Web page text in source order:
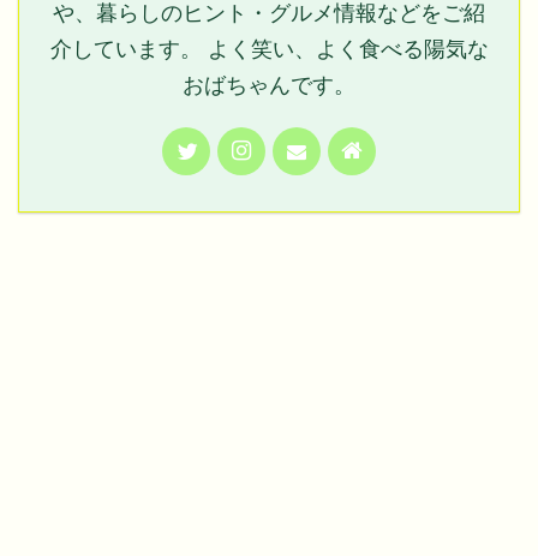
や、暮らしのヒント・グルメ情報などをご紹
介しています。 よく笑い、よく食べる陽気な
おばちゃんです。